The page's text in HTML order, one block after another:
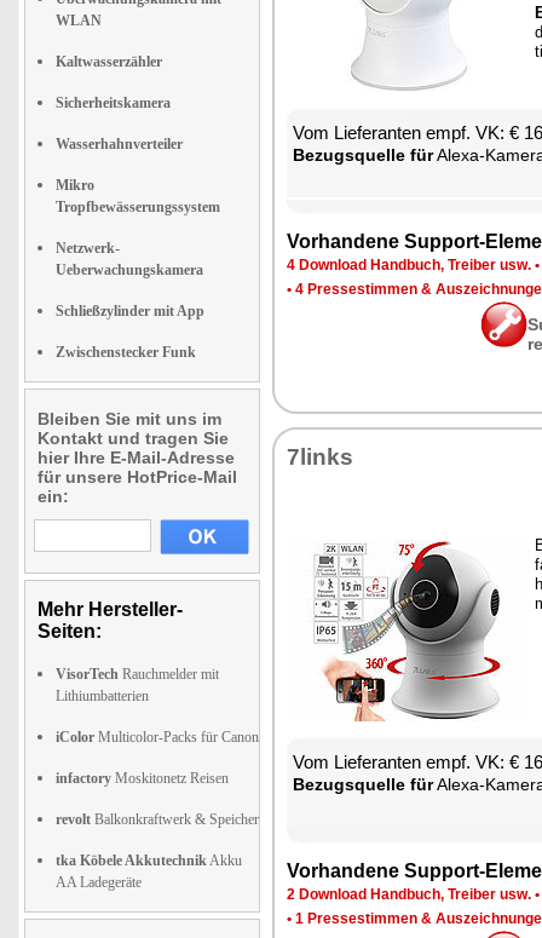
WLAN
Kaltwasserzähler
Sicherheitskamera
Wasserhahnverteiler
Mikro
Tropfbewässerungssystem
Netzwerk-
Ueberwachungskamera
Schließzylinder mit App
Zwischenstecker Funk
Bleiben Sie mit uns im
Kontakt und tragen Sie
hier Ihre E-Mail-Adresse
für unsere HotPrice-Mail
ein:
Mehr Hersteller-
Seiten:
VisorTech Rauchmelder mit
Lithiumbatterien
iColor Multicolor-Packs für Canon
infactory Moskitonetz Reisen
revolt Balkonkraftwerk & Speicher
tka Köbele AkkutechnikAkku
AA Ladegeräte
Vom Lie­fe­ran­ten empf. VK: €
Be­zugs­quel­le fürAle­xa-
Vor­han­de­ne Sup­port-
4 Down­load Hand­buch, Trei­ber usw. •
• 4 Pres­se­stim­men &
7links
Vom Lie­fe­ran­ten empf. VK: €
Be­zugs­quel­le fürAle­xa-
Vor­han­de­ne Sup­port-
2 Down­load Hand­buch, Trei­ber usw. •
• 1 Pres­se­stim­men &